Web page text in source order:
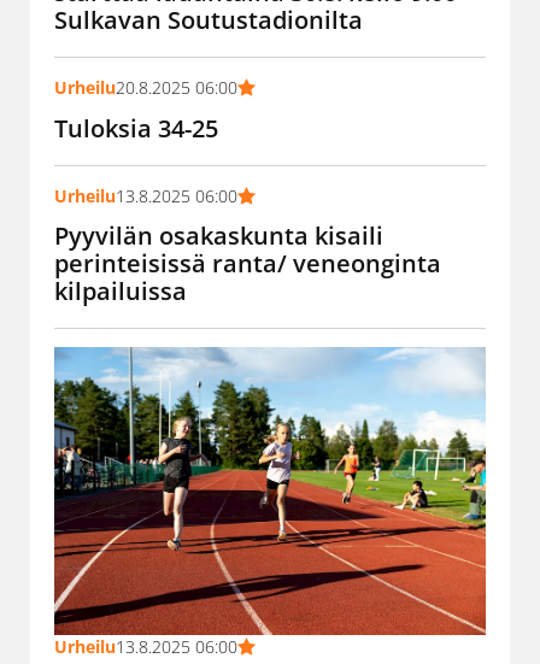
Sulkavan Soutustadionilta
Urheilu20.8.2025 06:00
Tuloksia 34-25
Urheilu13.8.2025 06:00
Pyyvilän osakaskunta kisaili
perinteisissä ranta/ veneonginta
kilpailuissa
Urheilu13.8.2025 06:00